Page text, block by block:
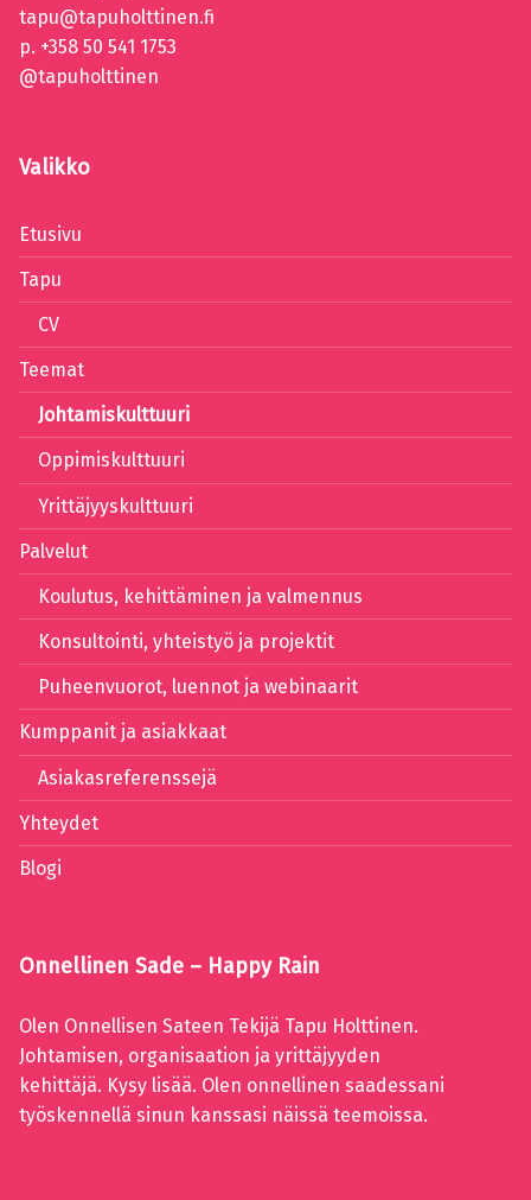
tapu@tapuholttinen.fi
p. +358 50 541 1753
@tapuholttinen
Valikko
Etusivu
Tapu
CV
Teemat
Johtamiskulttuuri
Oppimiskulttuuri
Yrittäjyyskulttuuri
Palvelut
Koulutus, kehittäminen ja valmennus
Konsultointi, yhteistyö ja projektit
Puheenvuorot, luennot ja webinaarit
Kumppanit ja asiakkaat
Asiakasreferenssejä
Yhteydet
Blogi
Onnellinen Sade – Happy Rain
Olen Onnellisen Sateen Tekijä Tapu Holttinen.
Johtamisen, organisaation ja yrittäjyyden
kehittäjä. Kysy lisää. Olen onnellinen saadessani
työskennellä sinun kanssasi näissä teemoissa.